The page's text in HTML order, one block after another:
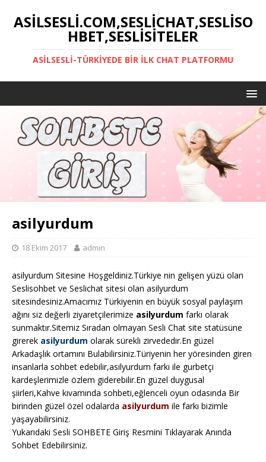
ASILSESLI.COM,SESLICHAT,SESLISO
HBET,SESLISITELER
ASILSESLI-TÜRKIYEDE BIR İLK CHAT PLATFORMU
asilyurdum
18 Ekim 2017 admin
asilyurdum Sitesine Hoşgeldiniz.Türkiye nin gelişen yüzü olan
Seslisohbet ve Seslichat sitesi olan asilyurdum
sitesindesiniz.Amacımız Türkiyenin en büyük sosyal paylaşım
ağını siz değerli ziyaretçilerimize asilyurdum farkı olarak
sunmaktır.Sitemiz Sıradan olmayan Sesli Chat site statüsüne
girerek asilyurdum olarak sürekli zirvededir.En güzel
Arkadaşlık ortamını Bulabilirsiniz.Türiyenin her yöresinden giren
insanlarla sohbet edebilir,asilyurdum farkı ile gurbetçi
kardeşlerimizle özlem giderebilir.En güzel duygusal
şiirleri,Kahve kıvamında sohbeti,eğlenceli oyun odasında Bir
birinden güzel özel odalarda asilyurdum ile farkı bizimle
yaşayabilirsiniz.
Yukarıdaki Sesli SOHBETE Giriş Resmini Tıklayarak Anında
Sohbet Edebilirsiniz.